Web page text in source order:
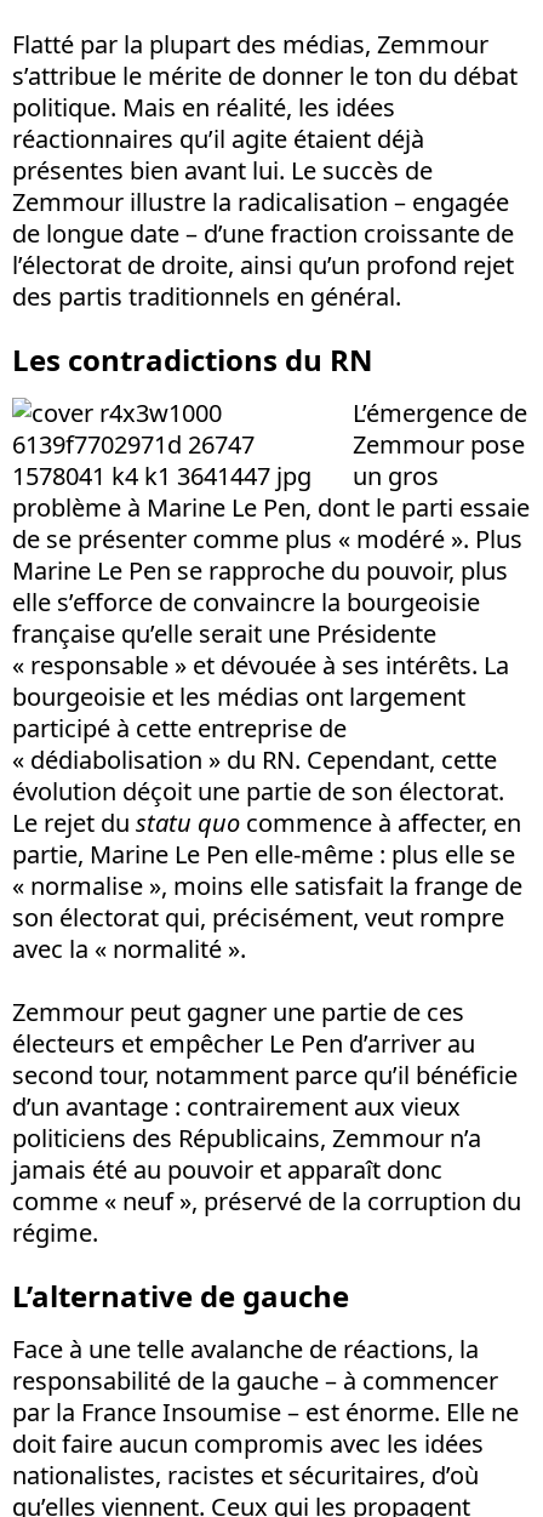
Flatté par la plupart des médias, Zemmour
s’attribue le mérite de donner le ton du débat
politique. Mais en réalité, les idées
réactionnaires qu’il agite étaient déjà
présentes bien avant lui. Le succès de
Zemmour illustre la radicalisation – engagée
de longue date – d’une fraction croissante de
l’électorat de droite, ainsi qu’un profond rejet
des partis traditionnels en général.
Les contradictions du RN
L’émergence de
Zemmour pose
un gros
problème à Marine Le Pen, dont le parti essaie
de se présenter comme plus « modéré ». Plus
Marine Le Pen se rapproche du pouvoir, plus
elle s’efforce de convaincre la bourgeoisie
française qu’elle serait une Présidente
« responsable » et dévouée à ses intérêts. La
bourgeoisie et les médias ont largement
participé à cette entreprise de
« dédiabolisation » du RN. Cependant, cette
évolution déçoit une partie de son électorat.
Le rejet du statu quo commence à affecter, en
partie, Marine Le Pen elle-même : plus elle se
« normalise », moins elle satisfait la frange de
son électorat qui, précisément, veut rompre
avec la « normalité ».
Zemmour peut gagner une partie de ces
électeurs et empêcher Le Pen d’arriver au
second tour, notamment parce qu’il bénéficie
d’un avantage : contrairement aux vieux
politiciens des Républicains, Zemmour n’a
jamais été au pouvoir et apparaît donc
comme « neuf », préservé de la corruption du
régime.
L’alternative de gauche
Face à une telle avalanche de réactions, la
responsabilité de la gauche – à commencer
par la France Insoumise – est énorme. Elle ne
doit faire aucun compromis avec les idées
nationalistes, racistes et sécuritaires, d’où
qu’elles viennent. Ceux qui les propagent